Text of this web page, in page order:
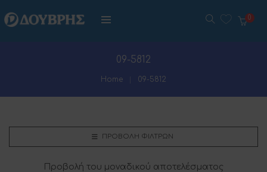
09-5812
Home 09-5812
ΠΡΟΒΟΛΉ ΦΊΛΤΡΩΝ
Προβολή του μοναδικού αποτελέσματος